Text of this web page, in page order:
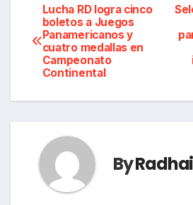
Navegación
de
entradas
Lucha RD logra cinco
boletos a Juegos
Panamericanos y
cuatro medallas en
Campeonato
Continental
By